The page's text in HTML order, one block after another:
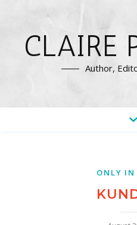
CLAIRE
Author,
ONLY IN